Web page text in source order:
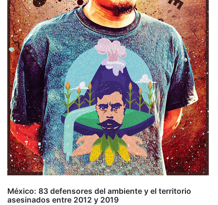
México: 83 defensores del ambiente y el territorio
asesinados entre 2012 y 2019